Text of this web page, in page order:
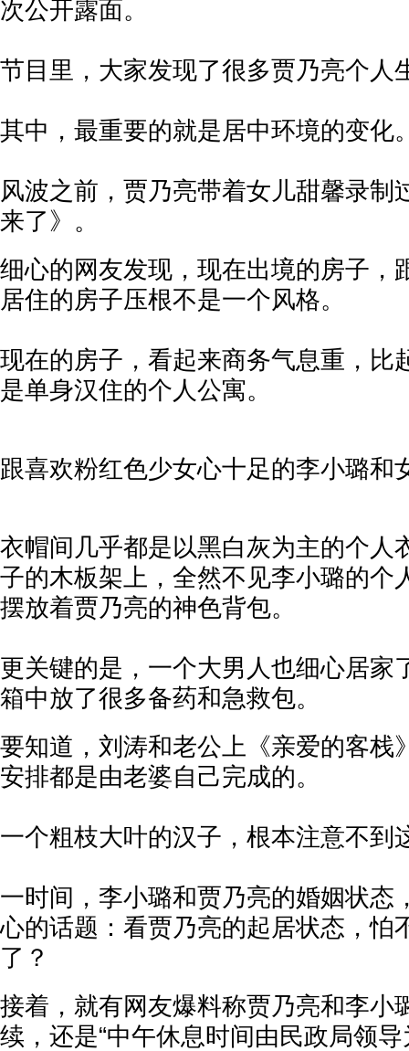
次公开露面。
节目里，大家发现了很多贾乃亮个人
其中，最重要的就是居中环境的变化
风波之前，贾乃亮带着女儿甜馨录制
来了》。
细心的网友发现，现在出境的房子，
居住的房子压根不是一个风格。
现在的房子，看起来商务气息重，比
是单身汉住的个人公寓。
跟喜欢粉红色少女心十足的李小璐和
衣帽间几乎都是以黑白灰为主的个人
子的木板架上，全然不见李小璐的个
摆放着贾乃亮的神色背包。
更关键的是，一个大男人也细心居家
箱中放了很多备药和急救包。
要知道，刘涛和老公上《亲爱的客栈
安排都是由老婆自己完成的。
一个粗枝大叶的汉子，根本注意不到
一时间，李小璐和贾乃亮的婚姻状态
心的话题：看贾乃亮的起居状态，怕
了？
接着，就有网友爆料称贾乃亮和李小
续，还是“中午休息时间由民政局领